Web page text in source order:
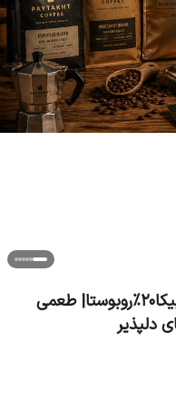
قهوه ی عصرگاهی پایتخت |۸۰٪عربیکا۲۰٪روبوستا| طعمی
دلپذیر